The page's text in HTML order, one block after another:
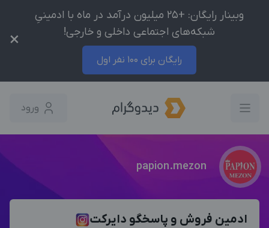
وبینار رایگان: +25 میلیون درآمد در ماه با ادمینیِ
شبکه‌های اجتماعی داخلی و خارجی!
رایگان برای 100 نفر اول
×
ورود
papion.mezon
ادمین فروش و پاسخگو دایرکت